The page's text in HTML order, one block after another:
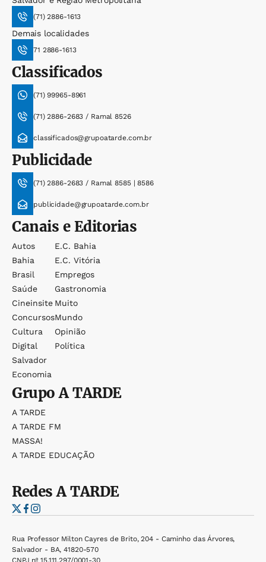
(71) 2886-1613
Demais localidades
71 2886-1613
Classificados
(71) 99965-8961
(71) 2886-2683 / Ramal 8526
classificados@grupoatarde.com.br
Publicidade
(71) 2886-2683 / Ramal 8585 | 8586
publicidade@grupoatarde.com.br
Canais e Editorias
Autos
Bahia
Brasil
Saúde
Cineinsite
Concursos
Cultura
Digital
Salvador
Economia
E.c. Bahia
E.c. Vitória
Empregos
Gastronomia
Muito
Mundo
Opinião
Política
GrupoA TARDE
A TARDE
A TARDE FM
MASSA!
A TARDE EDUCAÇÃO
RedesA TARDE
Rua Professor Milton Cayres de Brito, 204 - Caminho das Árvores,
Salvador - BA, 41820-570
CNPJ nº 15.111.297/0001-30